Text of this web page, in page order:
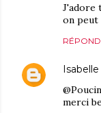
J'adore
on peut
merci